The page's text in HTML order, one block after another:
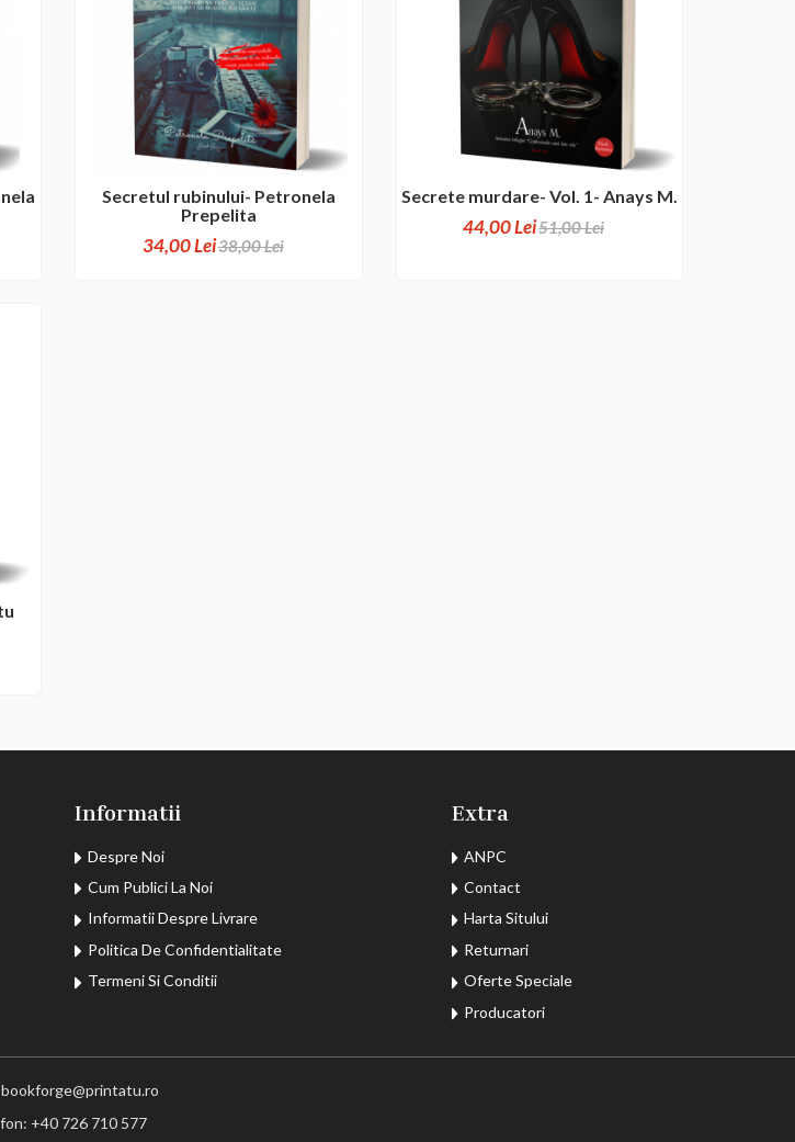
Secretul rubinului- Petronela
Prepelita
34,00 Lei38,00 Lei
Secrete murdare- Vol. 1- Anays M.
44,00 Lei51,00 Lei
Informatii
Despre Noi
Cum Publici La Noi
Informatii Despre Livrare
Politica De Confidentialitate
Termeni Si Conditii
Extra
ANPC
Contact
Harta Sitului
Returnari
Oferte Speciale
Producatori
bookforge@printatu.ro
+40 726 710 577